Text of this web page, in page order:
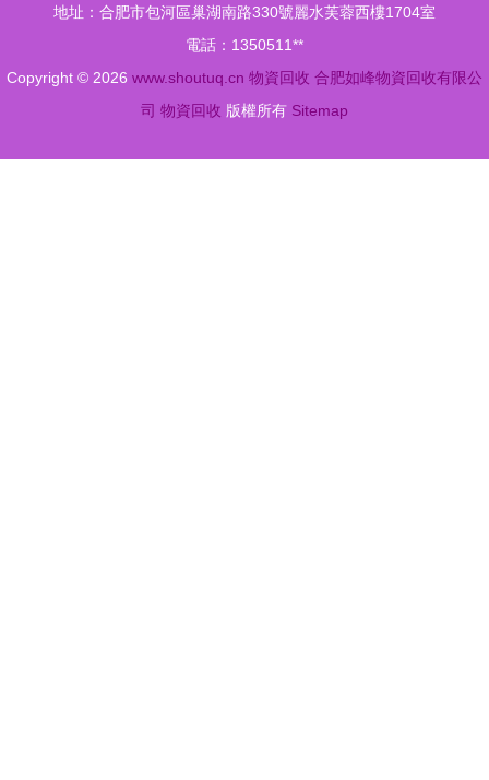
地址：合肥市包河區巢湖南路330號麗水芙蓉西樓1704室
電話：1350511**
Copyright © 2026 www.shoutuq.cn 物資回收 合肥如峰物資回收有限公
司 物資回收 版權所有 Sitemap